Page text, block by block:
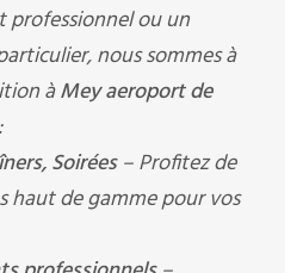
professionnel ou un
nous sommes à
àMey aeroport de
Soirées– Profitez de
haut de gamme pour vos